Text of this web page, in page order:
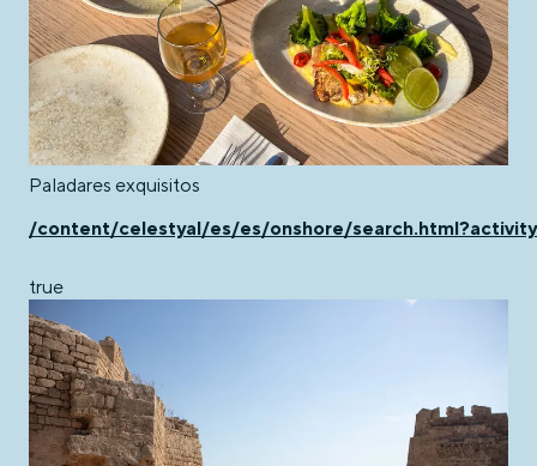
Paladares exquisitos
/content/celestyal/es/es/onshore/
true